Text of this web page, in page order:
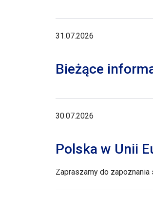
31.07.2026
Bieżące
30.07.2026
Polska w Unii
Zapraszamy do